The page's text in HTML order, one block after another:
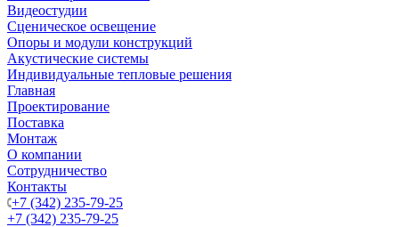
Видеостудии
Cценическое освещение
Опоры и модули конструкций
Акустические системы
Индивидуальные тепловые решения
Главная
Проектирование
Поставка
Монтаж
О компании
Сотрудничество
Контакты
+7 (342) 235-79-25
+7 (342) 235-79-25